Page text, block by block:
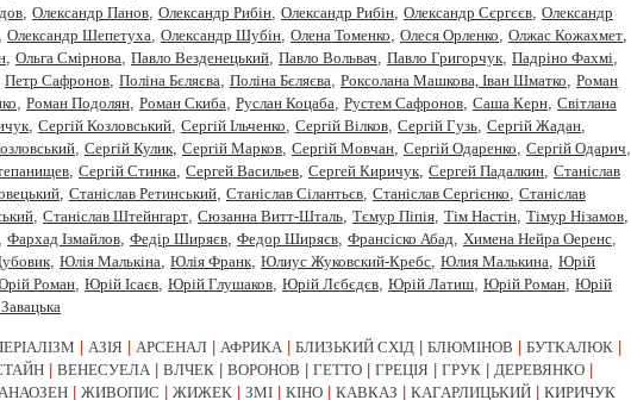
, Олександр Панов, Олександр Рибiн, Олександр Рибін, Олександр Сєргєєв, Олександр
, Олександр Шепетуха, Олександр Шубін, Олена Томенко, Олеся Орленко, Олжас Кожахмет,
, Ольга Смірнова, Павло Везденецький, Павло Вольвач, Павло Григорчук, Падріно Фахмі,
Петр Сафронов, Полiна Бєляєва, Поліна Бєляєва, Роксолана Машкова, Іван Шматко, Роман
, Роман Подолян, Роман Скиба, Руслан Коцаба, Рустем Сафронов, Саша Керн, Світлана
, Сергiй Козловський, Сергій Ільченко, Сергій Вілков, Сергій Гузь, Сергій Жадан,
, Сергій Кулик, Сергій Марков, Сергій Мовчан, Сергій Одаренко, Сергій Одарич,
, Сергій Стинка, Сергей Васильев, Сергей Киричук, Сергей Падалкин, Станiслав
, Станіслав Ретинський, Станіслав Сілантьєв, Станіслав Сергієнко, Станіслав
, Станіслав Штейнгарт, Сюзанна Витт-Шталь, Тємур Піпія, Тім Настін, Тімур Нізамов,
, Фархад Ізмайлов, Федір Ширяєв, Федор Ширяєв, Франсіско Абад, Химена Нейра Оеренс,
, Юлія Малькіна, Юлія Франк, Юлиус Жуковский-Кребс, Юлия Малькина, Юрiй
Роман, Юрій Ісаєв, Юрій Глушаков, Юрій Лєбєдєв, Юрій Латиш, Юрій Роман, Юрій
АЗІЯ АРСЕНАЛ АФРИКА БЛИЗЬКИЙ СХІД БЛЮМІНОВ БУТКАЛЮК
ВЕНЕСУЕЛА ВЛЧЕК ВОРОНОВ ГЕТТО ГРЕЦІЯ ГРУК ДЕРЕВЯНКО
ЖИВОПИС ЖИЖЕК ЗМІ КІНО КАВКАЗ КАГАРЛИЦЬКИЙ
КИРИЧУК